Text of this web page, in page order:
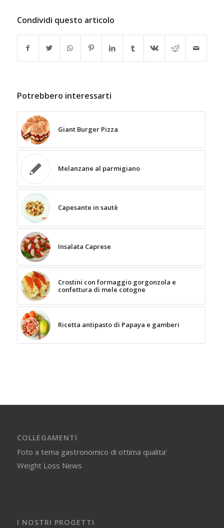
Condividi questo articolo
Potrebbero interessarti
Giant Burger Pizza
Melanzane al parmigiano
Capesante in sautè
Insalata Caprese
Crostini con formaggio gorgonzola e
confettura di mele cotogne
Ricetta antipasto di Papaya e gamberi
COLLEGAMENTI
Foto a tema gastronomico di ottima qualita'
Weight Loss News
I NOSTRI PROGETTI